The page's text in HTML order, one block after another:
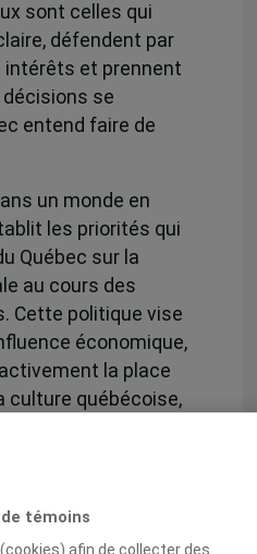
sont celles qui
défendent par
intérêts et prennent
décisions se
entend faire de
un monde en
les priorités qui
Québec sur la
au cours des
Cette politique vise
économique,
la place
culture québécoise,
que les minéraux
et à établir un
avec le
témoins
afin de collecter des